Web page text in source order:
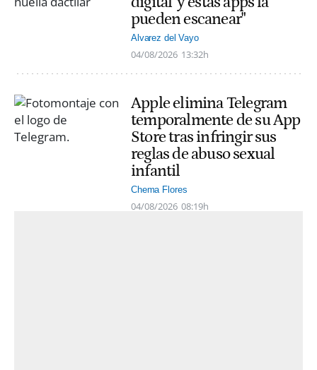
pueden escanear"
Alvarez del Vayo
04/08/2026 13:32h
Apple elimina Telegram
temporalmente de su App
Store tras infringir sus
reglas de abuso sexual
infantil
Chema Flores
04/08/2026 08:19h